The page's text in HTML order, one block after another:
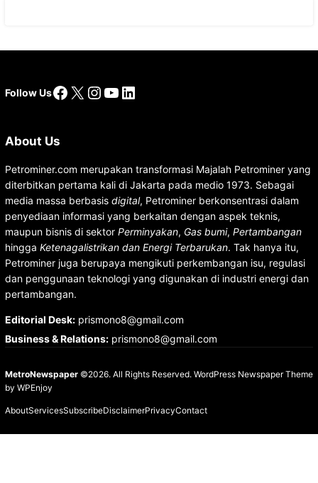
Follow UsFacebook
X Instagram
YouTube
LinkedIn
About Us
Petrominer.com merupakan transformasi Majalah Petrominer yang
diterbitkan pertama kali di Jakarta pada medio 1973. Sebagai
media massa berbasis digital, Petrominer berkonsentrasi dalam
penyediaan informasi yang berkaitan dengan aspek teknis,
maupun bisnis di sektor Perminyakan, Gas bumi, Pertambangan
hingga Ketenagalistrikan dan Energi Terbarukan. Tak hanya itu,
Petrominer juga berupaya mengikuti perkembangan isu, regulasi
dan penggunaan teknologi yang digunakan di industri energi dan
pertambangan.
Editorial Desk:prismono8@gmail.com
Business & Relations:prismono8@gmail.com
MetroNewspaper©2026. All Rights Reserved. WordPress Newspaper Theme
by WPEnjoy
AboutServicesSubscribeDisclaimerPrivacyContact